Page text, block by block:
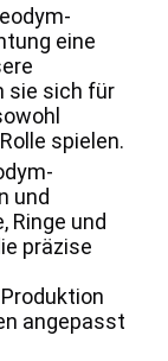
eine
sie sich für
spielen.
und
Ringe und
präzise
angepasst